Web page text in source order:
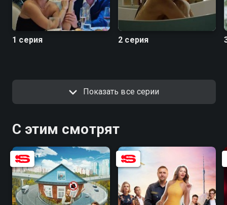
1 серия 2 серия
Показать все серии
С этим смотрят